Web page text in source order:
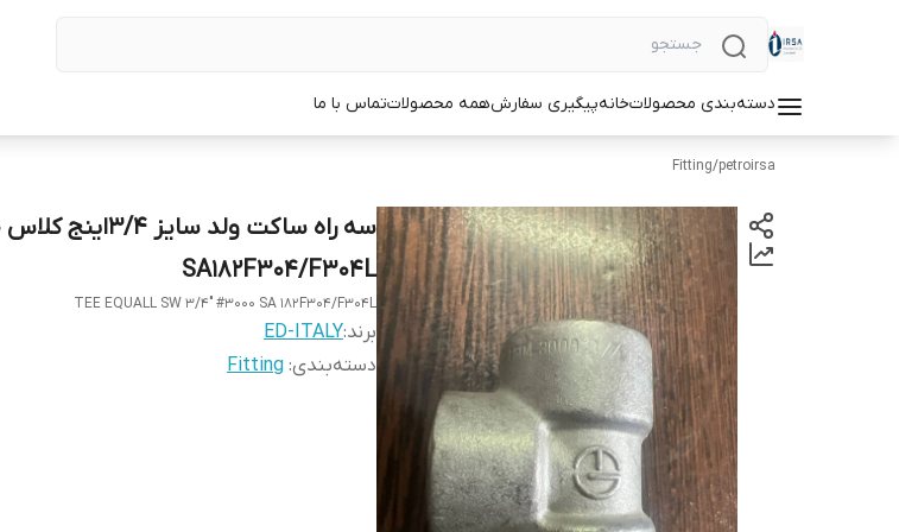
دسته‌بندی محصولاتخانهپیگیری سفارشهمه محصولاتتماس با ما
petroirsa
/
Fitting
SA182F304/F304L
TEE EQUALL SW 3/4" #3000 SA 182F304/F304L
برند:ED-ITALY
دسته‌بندی:
Fitting